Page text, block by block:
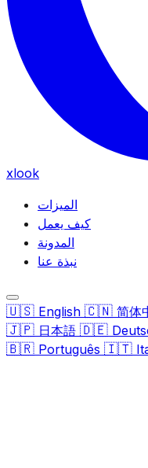
xlook
الميزات
كيف يعمل
المدونة
نبذة عنا
🇺🇸 English 🇨🇳 简体
🇯🇵 日本語 🇩🇪
🇧🇷 Português 🇮🇹